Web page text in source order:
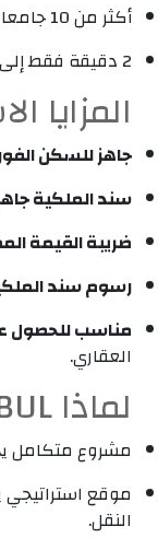
أكثر من 10 جامعات وكليات على بُعد 5 كيلومترات.
2 دقيقة فقط إلى محطة المترو الجديدة.
المزايا
جاهز للسكن
سند الملكية
ضريبة القيمة
رسوم سند الملكية
مناسب للحصول
العقاري.
لماذا NIVO ISTANBUL؟
مشروع متكامل
موقع
النقل.